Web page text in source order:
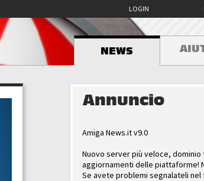
LOGIN
NEWS
Annuncio
Amiga News.it v9.0
Nuovo server più veloce,
aggiornamenti delle piattaforme!
Se avete problemi segnalateli nel